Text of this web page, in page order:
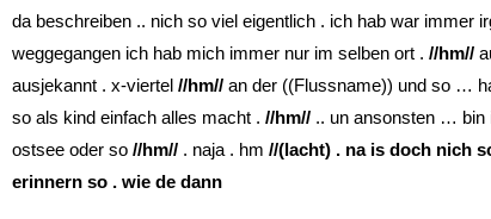
da beschreiben .. nich so viel eigentlich . ich hab war immer
weggegangen ich hab mich immer nur im selben ort . //hm//
ausjekannt . x-viertel //hm// an der ((Flussname)) und so …
so als kind einfach alles macht . //hm// .. un ansonsten … bin
ostsee oder so //hm// . naja . hm //(lacht) . na is doch nich
erinnern so . wie de dann